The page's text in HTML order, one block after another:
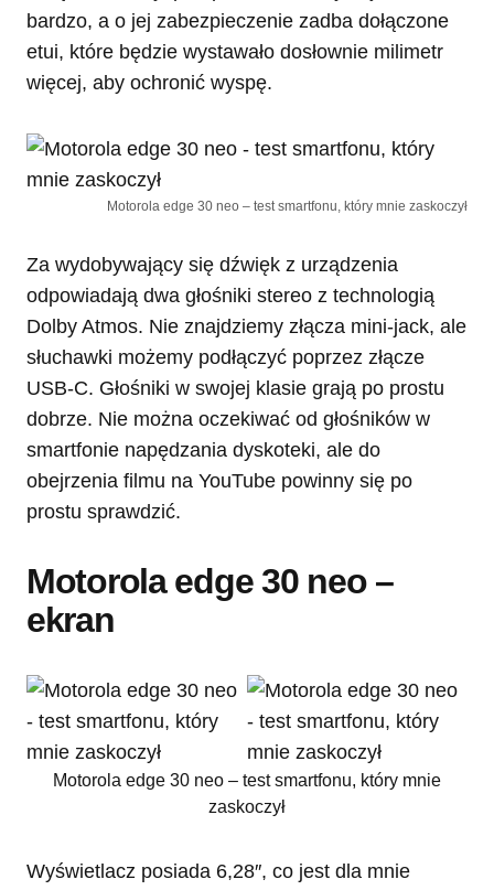
bardzo, a o jej zabezpieczenie zadba dołączone
etui, które będzie wystawało dosłownie milimetr
więcej, aby ochronić wyspę.
Motorola edge 30 neo – test smartfonu, który mnie zaskoczył
Za wydobywający się dźwięk z urządzenia
odpowiadają dwa głośniki stereo z technologią
Dolby Atmos. Nie znajdziemy złącza mini-jack, ale
słuchawki możemy podłączyć poprzez złącze
USB-C. Głośniki w swojej klasie grają po prostu
dobrze. Nie można oczekiwać od głośników w
smartfonie napędzania dyskoteki, ale do
obejrzenia filmu na YouTube powinny się po
prostu sprawdzić.
Motorola edge 30 neo –
ekran
Motorola edge 30 neo – test smartfonu, który mnie
zaskoczył
Wyświetlacz posiada 6,28″, co jest dla mnie